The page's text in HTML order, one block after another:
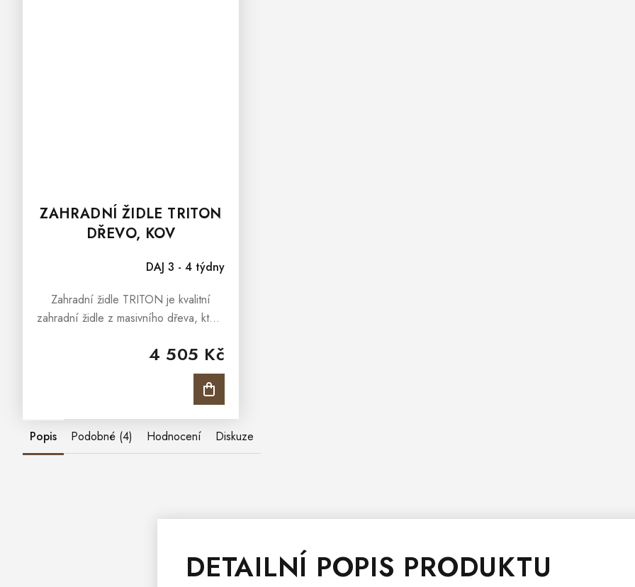
ZAHRADNÍ ŽIDLE TRITON
DŘEVO, KOV
DAJ 3 - 4 týdny
4 505 Kč
Zahradní židle TRITON je kvalitní
zahradní židle z masivního dřeva, která
venkovní posezení. Židle je vhodná
Popis Podobné (4) Hodnocení Diskuze
DETAILNÍ POPIS PRODUKTU